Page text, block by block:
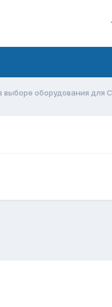
выборе оборудования для